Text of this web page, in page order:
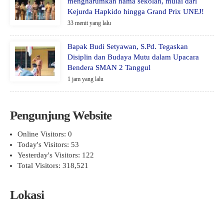
Kejurda Hapkido hingga Grand Prix UNEJ!
33 menit yang lalu
Bapak Budi Setyawan, S.Pd. Tegaskan
Disiplin dan Budaya Mutu dalam Upacara
Bendera SMAN 2 Tanggul
1 jam yang lalu
Pengunjung Website
Online Visitors: 0
Today's Visitors: 53
Yesterday's Visitors: 122
Total Visitors: 318,521
Lokasi